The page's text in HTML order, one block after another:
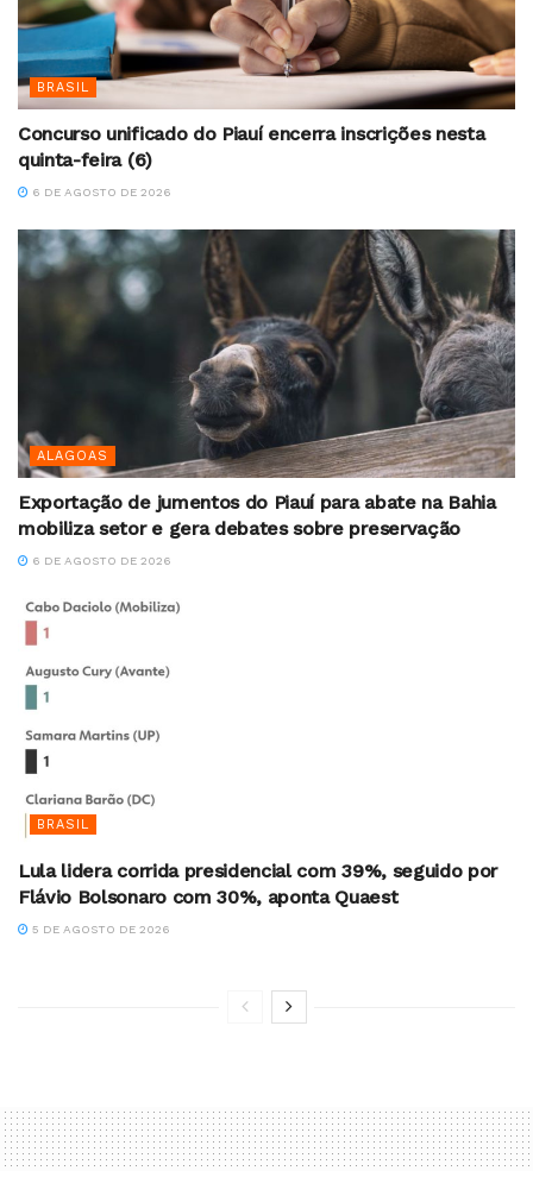
BRASIL
Concurso unificado do Piauí encerra inscrições nesta
quinta-feira (6)
6 DE AGOSTO DE 2026
ALAGOAS
Exportação de jumentos do Piauí para abate na Bahia
mobiliza setor e gera debates sobre preservação
6 DE AGOSTO DE 2026
BRASIL
Lula lidera corrida presidencial com 39%, seguido por
Flávio Bolsonaro com 30%, aponta Quaest
5 DE AGOSTO DE 2026